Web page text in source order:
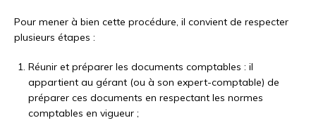
Pour mener à bien cette procédure, il convient de respecter
plusieurs étapes :
Réunir et préparer les documents comptables : il
appartient au gérant (ou à son expert-comptable) de
préparer ces documents en respectant les normes
comptables en vigueur ;